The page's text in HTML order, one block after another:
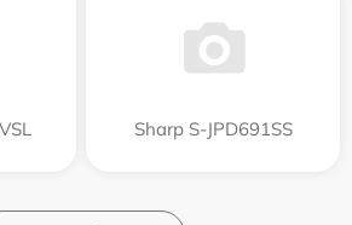
Sharp S-JPD691SS